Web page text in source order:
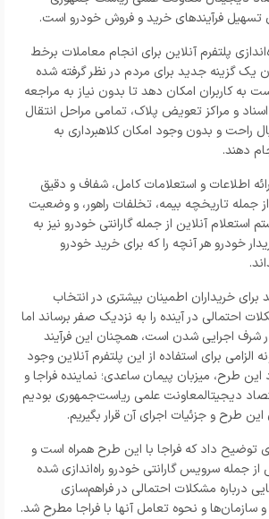
فرآیندهای خرید و فروش خودرو است.
پلتفرم آنلاین برای انجام معاملات برخط
یک گزینه جدید برای مردم در نظر گرفته شده
به کاربران امکان دهد تا بدون نیاز به مراجعه
و مراکز تعویض پلاک، تمامی مراحل انتقال
راحت و بدون وجود امکان کلاهبرداری به
دهند.
اطلاعات و استعلامات کامل، شفاف و دقیق
جمله تاریخچه بیمه، تخلفات راهور، و وضعیت
استعلام آنلاین از جمله گارانتی خودرو نیز به
خودرو هر آنچه را که برای خرید خودرو
خریداران اطمینان بیشتری در انتخاب
احتمالی در آینده را به نزدیک صفر برساند اما
شرف اجرایی شدن است، همچنان این فرآیند
الزامی برای استفاده از این پلتفرم آنلاین وجود
این طرح، میزبان پیمان ساعدی؛ نماینده فراجا و
دیجیتالمعاونت علمی ریاست‌جمهوری بودیم
طرح و جزئیات اجرای آن قرار بگیریم.
توضیح داد که فراجا با این طرح همراه است و
جمله سرویس گارانتی خودرو راه‌اندازی شده
درباره مشکلات احتمالی در فراهم‌سازی
و نحوه تعامل آنها با فراجا مطرح شد.